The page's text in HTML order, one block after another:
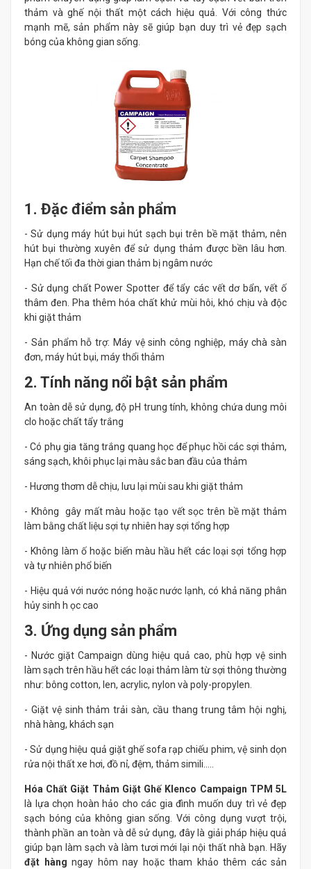
thảm và ghế nội thất một cách hiệu quả. Với công thức
mạnh mẽ, sản phẩm này sẽ giúp bạn duy trì vẻ đẹp sạch
bóng của không gian sống.
1. Đặc điểm sản phẩm
- Sử dụng máy hút bụi hút sạch bụi trên bề mặt thảm, nên
hút bụi thường xuyên để sử dụng thảm được bền lâu hơn.
Hạn chế tối đa thời gian thảm bị ngâm nước
- Sử dụng chất Power Spotter để tẩy các vết dơ bẩn, vết ố
thâm đen. Pha thêm hóa chất khử mùi hôi, khó chịu và độc
khi giặt thảm
- Sản phẩm hỗ trợ: Máy vệ sinh công nghiệp, máy chà sàn
đơn, máy hút bụi, máy thổi thảm
2. Tính năng nổi bật sản phẩm
An toàn dễ sử dụng, độ pH trung tính, không chứa dung môi
clo hoặc chất tẩy trắng
- Có phụ gia tăng trắng quang học để phục hồi các sợi thảm,
sáng sạch, khôi phục lại màu sắc ban đầu của thảm
- Hương thơm dễ chịu, lưu lại mùi sau khi giặt thảm
- Không gây mất màu hoặc tạo vết sọc trên bề mặt thảm
làm bằng chất liệu sợi tự nhiên hay sợi tổng hợp
- Không làm ố hoặc biến màu hầu hết các loại sợi tổng hợp
và tự nhiên phổ biến
- Hiệu quả với nước nóng hoặc nước lạnh, có khả năng phân
hủy sinh h ọc cao
3. Ứng dụng sản phẩm
- Nước giặt Campaign dùng hiệu quả cao, phù hợp vệ sinh
làm sạch trên hầu hết các loại thảm làm từ sợi thông thường
như: bông cotton, len, acrylic, nylon và poly-propylen.
- Giặt vệ sinh thảm trải sàn, cầu thang trung tâm hội nghị,
nhà hàng, khách sạn
- Sử dụng hiệu quả giặt ghế sofa rạp chiếu phim, vệ sinh dọn
rửa nội thất xe hơi, đồ nỉ, đệm, thảm simili…..
Hóa Chất Giặt Thảm Giặt Ghế Klenco Campaign TPM 5L
là lựa chọn hoàn hảo cho các gia đình muốn duy trì vẻ đẹp
sạch bóng của không gian sống. Với công dụng vượt trội,
thành phần an toàn và dễ sử dụng, đây là giải pháp hiệu quả
giúp bạn làm sạch và làm tươi mới lại nội thất nhà bạn. Hãy
đặt hàng ngay hôm nay hoặc tham khảo thêm các sản